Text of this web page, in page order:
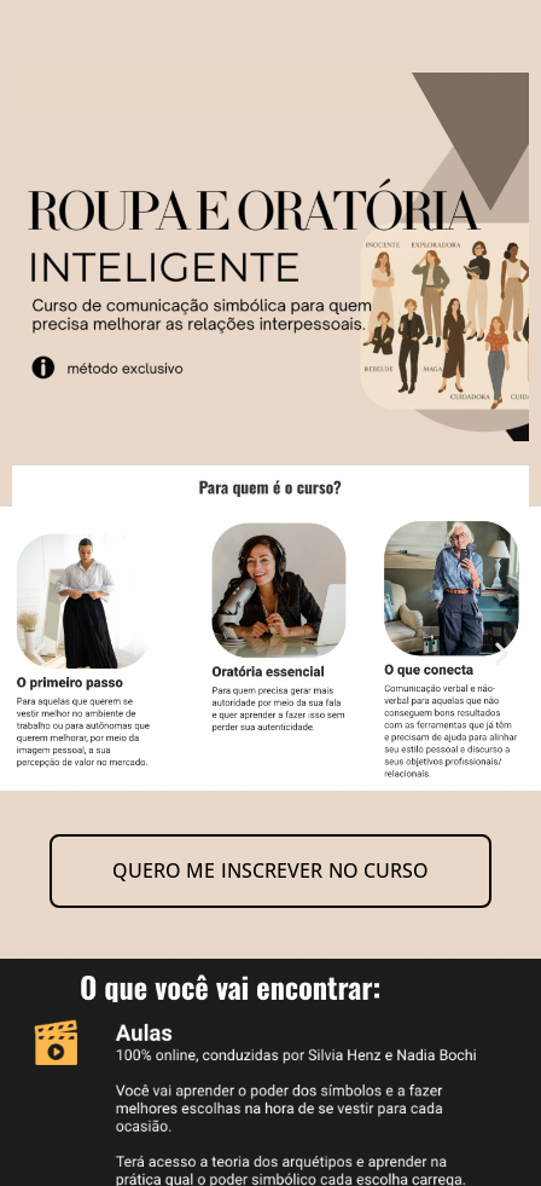
QUERO ME INSCREVER NO CURSO